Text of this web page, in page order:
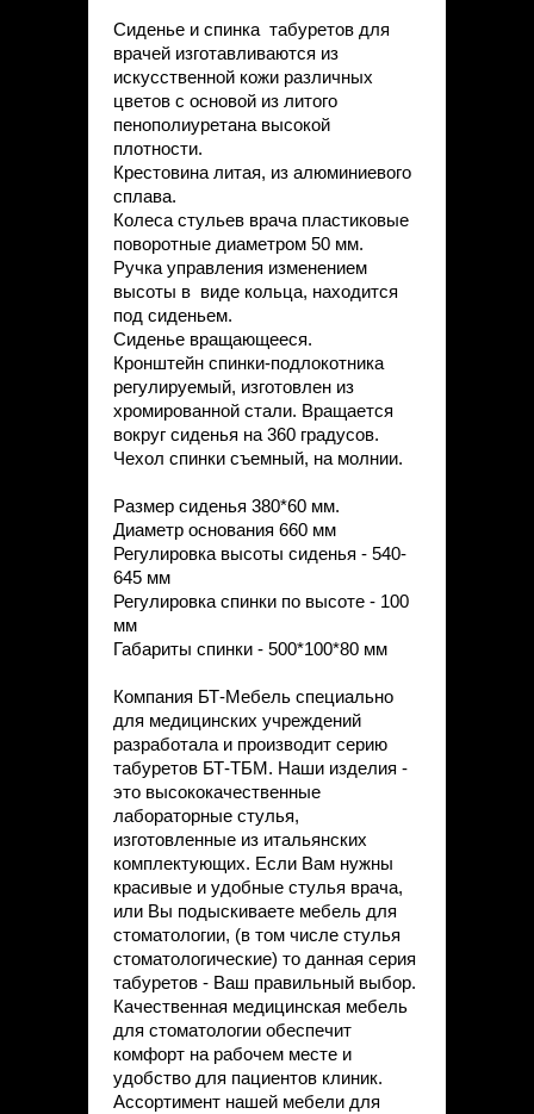
Сиденье и спинка табуретов для
врачей изготавливаются из
искусственной кожи различных
цветов с основой из литого
пенополиуретана высокой
плотности.
Крестовина литая, из алюминиевого
сплава.
Колеса стульев врача пластиковые
поворотные диаметром 50 мм.
Ручка управления изменением
высоты в виде кольца, находится
под сиденьем.
Сиденье вращающееся.
Кронштейн спинки-подлокотника
регулируемый, изготовлен из
хромированной стали. Вращается
вокруг сиденья на 360 градусов.
Чехол спинки съемный, на молнии.
Размер сиденья 380*60 мм.
Диаметр основания 660 мм
Регулировка высоты сиденья - 540-
645 мм
Регулировка спинки по высоте - 100
мм
Габариты спинки - 500*100*80 мм
Компания БТ-Мебель специально
для медицинских учреждений
разработала и производит серию
табуретов БТ-ТБМ. Наши изделия -
это высококачественные
лабораторные стулья,
изготовленные из итальянских
комплектующих. Если Вам нужны
красивые и удобные стулья врача,
или Вы подыскиваете мебель для
стоматологии, (в том числе стулья
стоматологические) то данная серия
табуретов - Ваш правильный выбор.
Качественная медицинская мебель
для стоматологии обеспечит
комфорт на рабочем месте и
удобство для пациентов клиник.
Ассортимент нашей мебели для